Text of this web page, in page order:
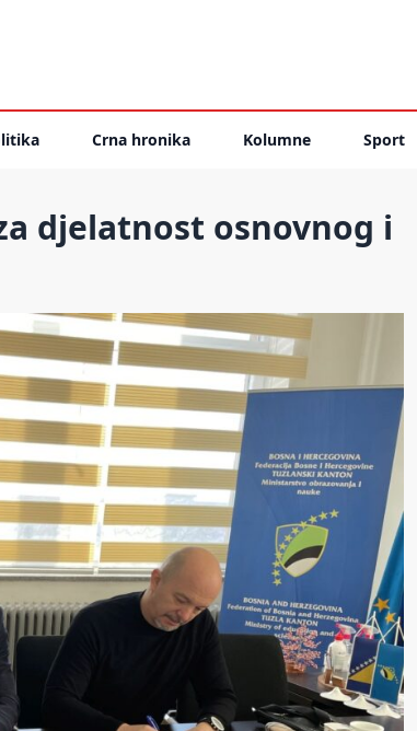
Crna hronika Kolumne Sport
djelatnost osnovnog i